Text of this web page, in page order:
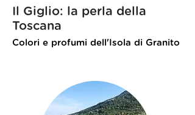
Il Giglio: la perla della
Toscana
Colori e profumi dell'Isola di Granito